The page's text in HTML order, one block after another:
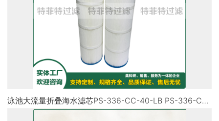
泳池大流量折叠海水滤芯PS-336-CC-40-LB PS-336-CC-20-LB